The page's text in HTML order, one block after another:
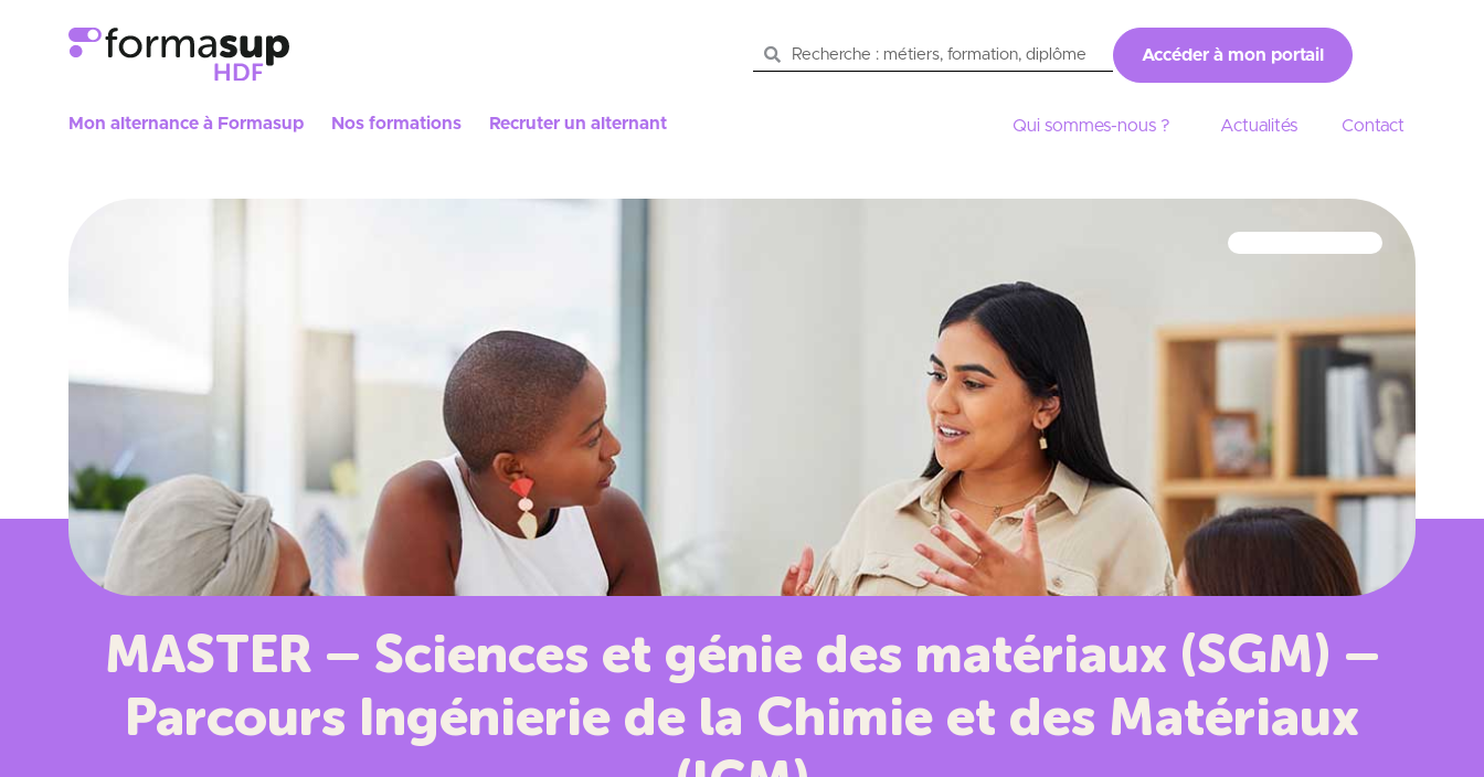
Accéder à mon portail
Mon alternance à Formasup Nos formations Recruter un alternant Qui sommes-nous ? Actualités Contact
MASTER – Sciences et génie des matériaux (SGM) –
Parcours Ingénierie de la Chimie et des Matériaux